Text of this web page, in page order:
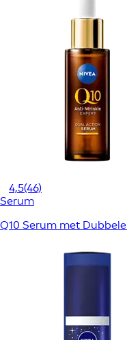
4,5(46)
Serum
Q10 Serum met